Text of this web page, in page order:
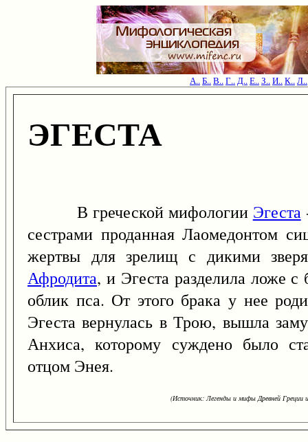
А..Б..В..Г..Д..Е..З..И..К..Л..
ЭГЕСТА
В греческой мифологии Эгеста
сестрами проданная Лаомедонтом
жертвы для зрелищ с дикими
Афродита, и Эгеста разделила ложе
облик пса. От этого брака у нее
Эгеста вернулась в Трою, вышла
Анхиса, которому суждено было
отцом Энея.
(Источник: Легенды и мифы Древней